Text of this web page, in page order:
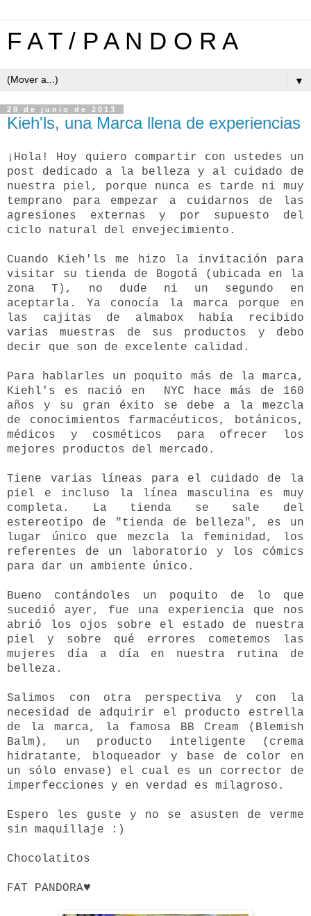
F A T / P A N D O R A
▼
28 de junio de 2013
Kieh'ls, una Marca llena de experiencias
¡Hola! Hoy quiero compartir con ustedes un
post dedicado a la belleza y al cuidado de
nuestra piel, porque nunca es tarde ni muy
temprano para empezar a cuidarnos de las
agresiones externas y por supuesto del
ciclo natural del envejecimiento.
Cuando Kieh'ls me hizo la invitación para
visitar su tienda de Bogotá (ubicada en la
zona T), no dude ni un segundo en
aceptarla. Ya conocía la marca porque en
las cajitas de almabox había recibido
varias muestras de sus productos y debo
decir que son de excelente calidad.
Para hablarles un poquito más de la marca,
Kiehl's es nació en NYC hace más de 160
años y su gran éxito se debe a la mezcla
de conocimientos farmacéuticos, botánicos,
médicos y cosméticos para ofrecer los
mejores productos del mercado.
Tiene varias líneas para el cuidado de la
piel e incluso la línea masculina es muy
completa. La tienda se sale del
estereotipo de "tienda de belleza", es un
lugar único que mezcla la feminidad, los
referentes de un laboratorio y los cómics
para dar un ambiente único.
Bueno contándoles un poquito de lo que
sucedió ayer, fue una experiencia que nos
abrió los ojos sobre el estado de nuestra
piel y sobre qué errores cometemos las
mujeres día a día en nuestra rutina de
belleza.
Salimos con otra perspectiva y con la
necesidad de adquirir el producto estrella
de la marca, la famosa BB Cream (Blemish
Balm), un producto inteligente (crema
hidratante, bloqueador y base de color en
un sólo envase) el cual es un corrector de
imperfecciones y en verdad es milagroso.
Espero les guste y no se asusten de verme
sin maquillaje :)
Chocolatitos
FAT PANDORA♥